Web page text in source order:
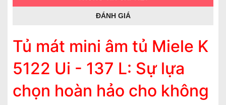
ĐÁNH GIÁ
Tủ mát mini âm tủ Miele K
5122 Ui - 137 L: Sự lựa
chọn hoàn hảo cho không